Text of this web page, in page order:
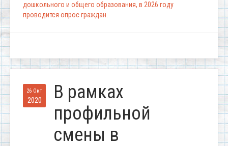
дошкольного и общего образования, в 2026 году
проводится опрос граждан.
26 Окт
2020
В рамках
профильной
смены в